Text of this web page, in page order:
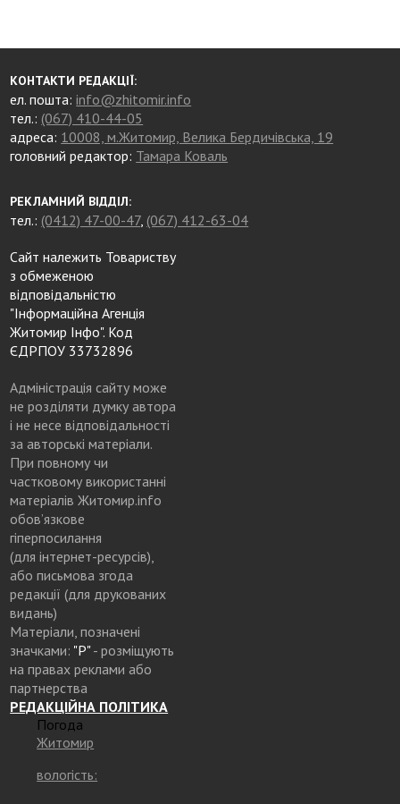
КОНТАКТИ РЕДАКЦІЇ:
ел. пошта:info@zhitomir.info
тел.: (067) 410-44-05
адреса: 10008, м.Житомир, Велика Бердичівська, 19
головний редактор: Тамара Коваль
РЕКЛАМНИЙ ВІДДІЛ:
тел.: (0412) 47-00-47, (067) 412-63-04
Сайт належить Товариству
з обмеженою
відповідальністю
"Інформаційна Агенція
Житомир Інфо". Код
ЄДРПОУ 33732896
Адміністрація сайту може
не розділяти думку автора
і не несе відповідальності
за авторські матеріали.
При повному чи
частковому використанні
матеріалів Житомир.info
обов’язкове
гіперпосилання
(для інтернет-ресурсів),
або письмова згода
редакції (для друкованих
видань)
Матеріали, позначені
значками: "Р"- розміщують
на правах реклами або
партнерства
РЕДАКЦІЙНА ПОЛІТИКА
Погода
Житомир
вологість: